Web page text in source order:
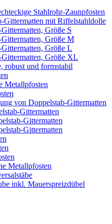
Stahlrohr-Zaunpfosten
Gittermatten mit Riffelstahldolle
Größe S
Größe M
Größe L
Größe XL
robust und formstabil
Metallpfosten
von Doppelstab-Gittermatten
Gittermatten
Gittermatten
Gittermatten
Metallpfosten
inkl. Mauerspreizdübel